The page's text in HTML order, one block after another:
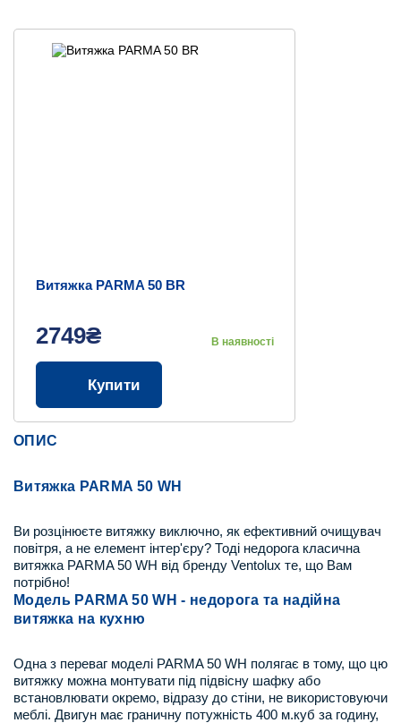
Витяжка PARMA 50 BR
2749₴ В наявності
Купити
ОПИС
Витяжка PARMA 50 WH
Ви розцінюєте витяжку виключно, як ефективний очищувач
повітря, а не елемент інтер'єру? Тоді недорога класична
витяжка PARMA 50 WH від бренду Ventolux те, що Вам
потрібно!
Модель PARMA 50 WH - недорога та надійна
витяжка на кухню
Одна з переваг моделі PARMA 50 WH полягає в тому, що цю
витяжку можна монтувати під підвісну шафку або
встановлювати окремо, відразу до стіни, не використовуючи
меблі. Двигун має граничну потужність 400 м.куб за годину,